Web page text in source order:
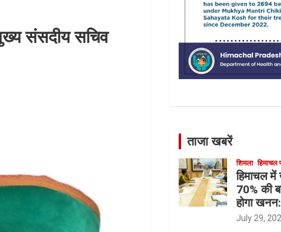
संसदीय सचिव
ताजा खबरें
शिमला हिमाचल
हिमाचल में
70% की
होगा
July 29,